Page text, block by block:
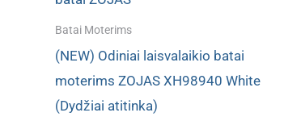
Batai Moterims
(NEW) Odiniai laisvalaikio batai
moterims ZOJAS XH98940 White
(Dydžiai atitinka)